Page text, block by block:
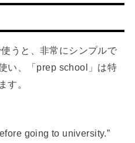
うと、非常にシンプルで
い、「prep school」は特
す。
going to university.”